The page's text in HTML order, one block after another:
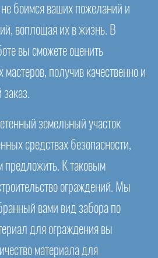
боимся ваших пожеланий и
воплощая их в жизнь. В
вы сможете оценить
мастеров, получив качественно и
земельный участок
средствах безопасности,
предложить. К таковым
ограждений. Мы
вами вид забора по
для ограждения вы
материала для